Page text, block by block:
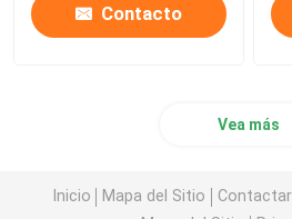
Contacto
Vea más
Inicio Mapa del Sitio